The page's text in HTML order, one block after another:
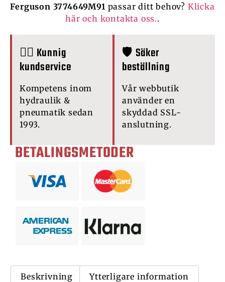
Ferguson 3774649M91 passar ditt behov? Klicka
här och kontakta oss..
🙋‍♂️ Kunnig
kundservice
Kompetens inom
hydraulik &
pneumatik sedan
1993.
🛡️ Säker
beställning
Vår webbutik
använder en
skyddad SSL-
anslutning.
BETALINGSMETODER
Beskrivning Ytterligare information